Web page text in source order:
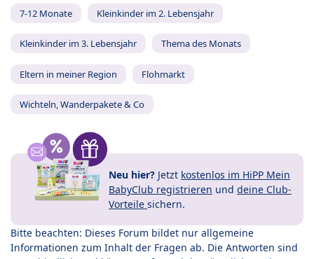
7-12 Monate Kleinkinder im 2. Lebensjahr
Kleinkinder im 3. Lebensjahr Thema des Monats
Eltern in meiner Region Flohmarkt
Wichteln, Wanderpakete & Co
Neu hier? Jetzt kostenlos im HiPP Mein
BabyClub registrieren und deine Club-
Vorteile sichern.
Bitte beachten: Dieses Forum bildet nur allgemeine
Informationen zum Inhalt der Fragen ab. Die Antworten sind